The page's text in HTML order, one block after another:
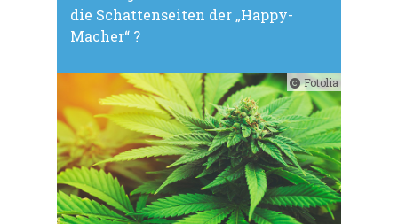
die Schattenseiten der „Happy-
Macher“ ?
Fotolia